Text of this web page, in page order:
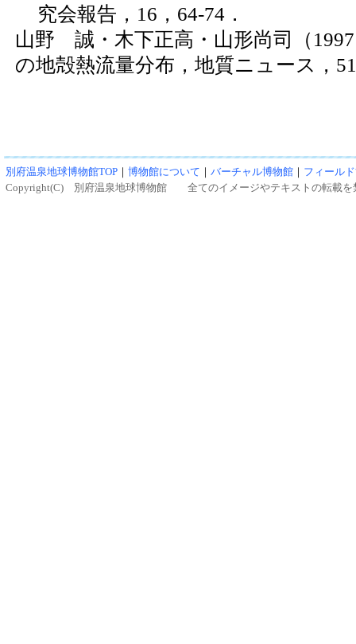
究会報告，16，64-74．
山野 誠・木下正高・山形尚司（
の地殻熱流量分布，地質ニュース，
別府温泉地球博物館TOP ｜ 博物館について ｜ バーチャル博物館 ｜ フィール
Copyright(C) 別府温泉地球博物館 全てのイメージやテキストの転載を